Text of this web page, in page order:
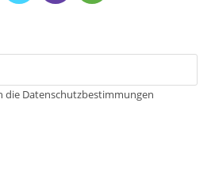
die Datenschutzbestimmungen